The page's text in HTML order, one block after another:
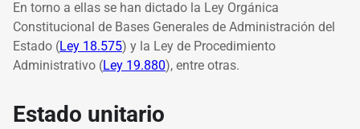
En torno a ellas se han dictado la Ley Orgánica
Constitucional de Bases Generales de Administración del
Estado (Ley 18.575) y la Ley de Procedimiento
Administrativo (Ley 19.880), entre otras.
Estado unitario